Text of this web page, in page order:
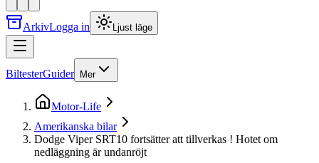
ArkivLogga in Ljust läge
BiltesterGuider Mer
Motor-Life
Amerikanska bilar
Dodge Viper SRT10 fortsätter att tillverkas ! Hotet om
nedläggning är undanröjt